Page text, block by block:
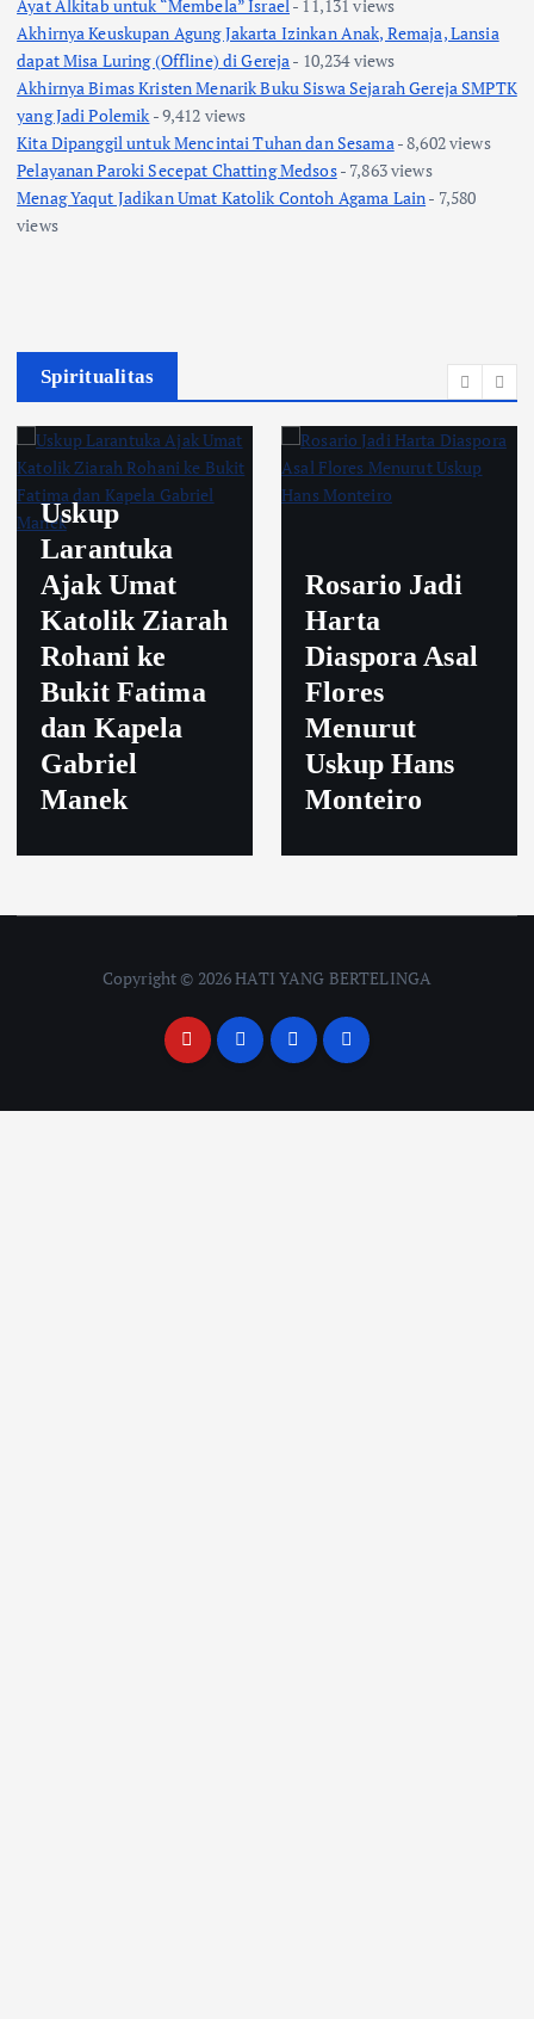
Ayat Alkitab untuk “Membela” Israel - 11,131 views
Akhirnya Keuskupan Agung Jakarta Izinkan Anak, Remaja, Lansia
dapat Misa Luring (Offline) di Gereja - 10,234 views
Akhirnya Bimas Kristen Menarik Buku Siswa Sejarah Gereja SMPTK
yang Jadi Polemik - 9,412 views
Kita Dipanggil untuk Mencintai Tuhan dan Sesama - 8,602 views
Pelayanan Paroki Secepat Chatting Medsos- 7,863 views
Menag Yaqut Jadikan Umat Katolik Contoh Agama Lain- 7,580
views
Spiritualitas
Uskup
Larantuka
Ajak Umat
Katolik Ziarah
Rohani ke
Bukit Fatima
dan Kapela
Gabriel
Manek
Rosario Jadi
Harta
Diaspora Asal
Flores
Menurut
Uskup Hans
Monteiro
Copyright © 2026 HATI YANG BERTELINGA